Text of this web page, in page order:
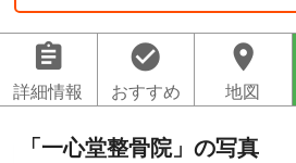
assignment
詳細情報
check_circle
おすすめ
location_on
地図
「一心堂整骨院」の写真